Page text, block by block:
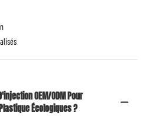
OEM/ODM Pour
Écologiques ?